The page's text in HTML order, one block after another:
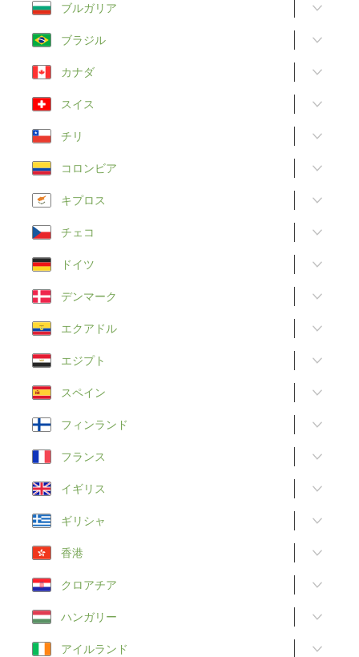
ブルガリア
ブラジル
カナダ
スイス
チリ
コロンビア
キプロス
チェコ
ドイツ
デンマーク
エクアドル
エジプト
スペイン
フィンランド
フランス
イギリス
ギリシャ
香港
クロアチア
ハンガリー
アイルランド